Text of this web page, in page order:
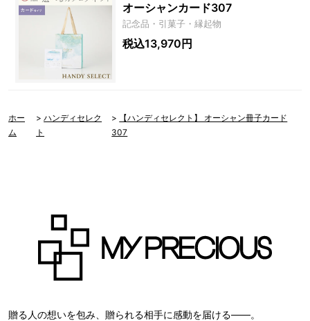
オーシャンカード307
記念品・引菓子・縁起物
税込13,970円
ホー
ム
>ハンディセレク
ト
>
【ハンディセレクト】 オーシャン冊子カード
307
贈る人の想いを包み、贈られる相手に感動を届ける――。